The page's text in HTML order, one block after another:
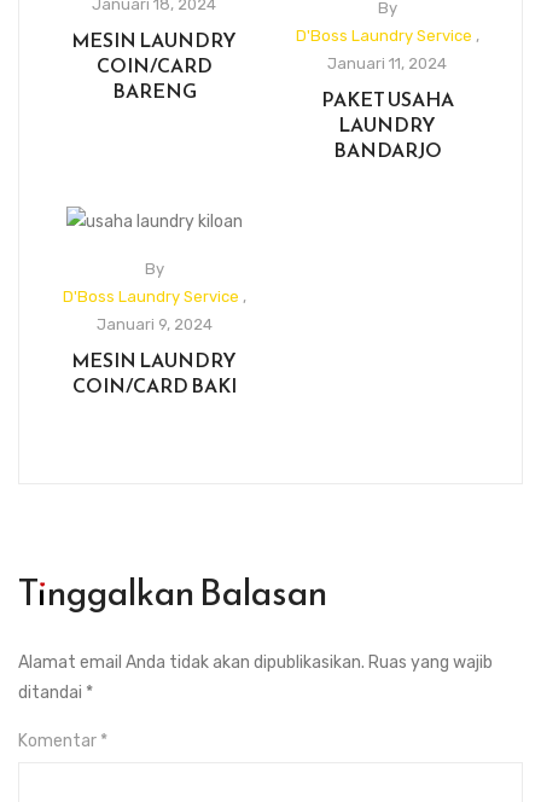
Januari 18, 2024
MESIN LAUNDRY
COIN/CARD
BARENG
By
D'Boss Laundry Service ,
Januari 11, 2024
PAKET USAHA
LAUNDRY
BANDARJO
By
D'Boss Laundry Service ,
Januari 9, 2024
MESIN LAUNDRY
COIN/CARD BAKI
Tinggalkan Balasan
Alamat email Anda tidak akan dipublikasikan. Ruas yang wajib
ditandai *
Komentar *